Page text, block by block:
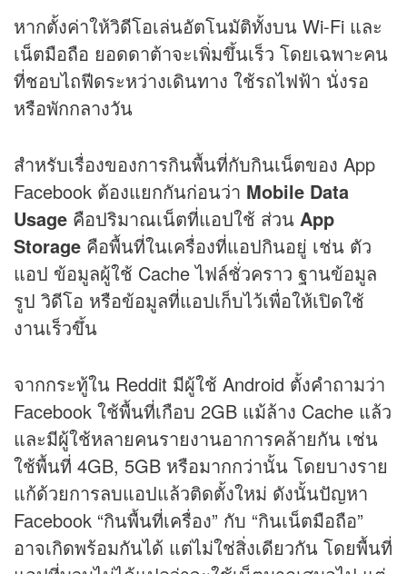
หากตั้งค่าให้วิดีโอเล่นอัตโนมัติทั้งบน Wi-Fi และ
เน็ตมือถือ ยอดดาต้าจะเพิ่มขึ้นเร็ว โดยเฉพาะคน
ที่ชอบไถฟีดระหว่างเดินทาง ใช้รถไฟฟ้า นั่งรอ
หรือพักกลางวัน
สำหรับเรื่องของการกินพื้นที่กับกินเน็ตของ App
Facebook ต้องแยกกันก่อนว่า Mobile Data
Usage คือปริมาณเน็ตที่แอปใช้ ส่วน App
Storage คือพื้นที่ในเครื่องที่แอปกินอยู่ เช่น ตัว
แอป ข้อมูลผู้ใช้ Cache ไฟล์ชั่วคราว ฐานข้อมูล
รูป วิดีโอ หรือข้อมูลที่แอปเก็บไว้เพื่อให้เปิดใช้
งานเร็วขึ้น
จากกระทู้ใน Reddit มีผู้ใช้ Android ตั้งคำถามว่า
Facebook ใช้พื้นที่เกือบ 2GB แม้ล้าง Cache แล้ว
และมีผู้ใช้หลายคนรายงานอาการคล้ายกัน เช่น
ใช้พื้นที่ 4GB, 5GB หรือมากกว่านั้น โดยบางราย
แก้ด้วยการลบแอปแล้วติดตั้งใหม่ ดังนั้นปัญหา
Facebook “กินพื้นที่เครื่อง” กับ “กินเน็ตมือถือ”
อาจเกิดพร้อมกันได้ แต่ไม่ใช่สิ่งเดียวกัน โดยพื้นที่